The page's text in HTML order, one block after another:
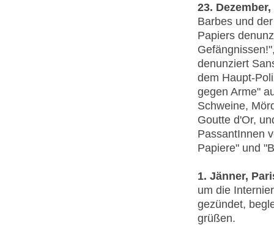
23.
Barbes und
Papiers
denunziert
dem Haupt-
gegen Arme"
Schweine,
Goutte d'Or,
PassantInnen
Papiere" und
1. Jänner,
um die
gezündet,
grüßen.